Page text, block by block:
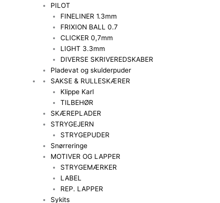
PILOT
FINELINER 1.3mm
FRIXION BALL 0.7
CLICKER 0,7mm
LIGHT 3.3mm
DIVERSE SKRIVEREDSKABER
Pladevat og skulderpuder
SAKSE & RULLESKÆRER
Klippe Karl
TILBEHØR
SKÆREPLADER
STRYGEJERN
STRYGEPUDER
Snørreringe
MOTIVER OG LAPPER
STRYGEMÆRKER
LABEL
REP. LAPPER
Sykits